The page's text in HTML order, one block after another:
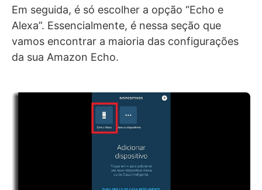
Em seguida, é só escolher a opção “Echo e
Alexa”. Essencialmente, é nessa seção que
vamos encontrar a maioria das configurações
da sua Amazon Echo.